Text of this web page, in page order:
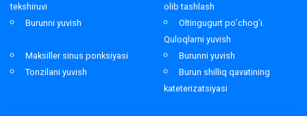
tekshiruvi
olib tashlash
Burunni yuvish
Oltingugurt po’chog’i.
Quloqlarni yuvish
Maksiller sinus ponksiyasi
Burunni yuvish
Tonzilani yuvish
Burun shilliq qavatining
kateterizatsiyasi